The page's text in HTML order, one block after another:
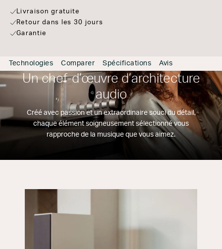
Livraison gratuite
Retour dans les 30 jours
Garantie
Technologies Comparer Spécifications Avis
Un chef-d’œuvre d’architecture
audio
Créé avec passion et un extraordinaire souci du détail,
chaque élément soigneusement sélectionné vous
rapproche de la musique que vous aimez.